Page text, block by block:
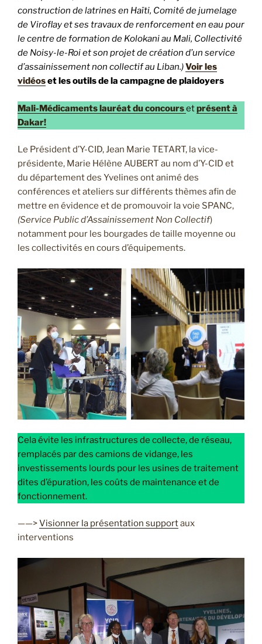
construction de latrines en Haïti, Comité de jumelage
de Viroflay et ses travaux de renforcement en eau pour
le centre de formation de Kolokani au Mali, Collectivité
de Noisy-le-Roi et son projet de création d’un service
d’assainissement non collectif au Liban.)Voir les
vidéoset les outils de la campagne de plaidoyers
Mali-Médicaments lauréat du concoursetprésent à
Dakar!
Le Président d’Y-CID, Jean Marie TETART, la vice-
présidente, Marie Hélène AUBERT au nom d’Y-CID et
du département des Yvelines ont animé des
conférences et ateliers sur différents thèmes afin de
mettre en évidence et de promouvoir la voie SPANC,
(Service Public d’Assainissement Non Collectif)
notamment pour les bourgades de taille moyenne ou
les collectivités en cours d’équipements.
Cela évite les infrastructures de collecte, de réseau,
remplacés par des camions de vidange, les
investissements lourds pour les usines de traitement
dites d’épuration, les coûts de maintenance et de
fonctionnement.
——>Visionner la présentation supportaux
interventions